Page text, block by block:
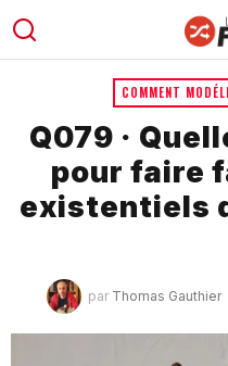
COMMENT
Q079 ·
pour faire
existentiels
par Thomas Gauthier